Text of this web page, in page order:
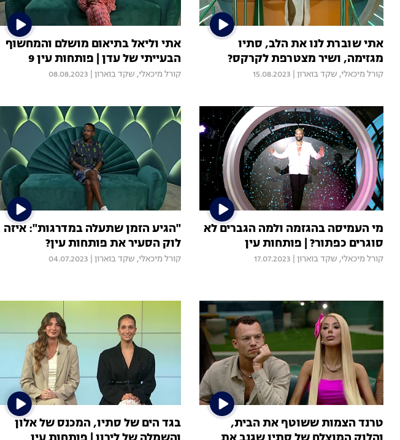
אתי שוברת לנו את הלב, סתיו
מגזימה, ושיר מצטרפת לקרקס?
קורל מיכאלי, שקד בוארון 15.08.2023
אתי וליאל בתיאום מושלם והמחשוף
הבעייתי של עדן | פותחות עין 9
קורל מיכאלי, שקד בוארון 08.08.2023
מי העמיסה בהגזמה ולמה הגברים לא
סוגרים כפתור? | פותחות עין
קורל מיכאלי, שקד בוארון 17.07.2023
"הגיע הזמן שתעלה במדרגות": איזה
לוק הסעיר את פותחות עין?
קורל מיכאלי, שקד בוארון 04.07.2023
טרנד הצמות ששוטף את הבית,
בגד הים של סתיו, המכנס של אלון